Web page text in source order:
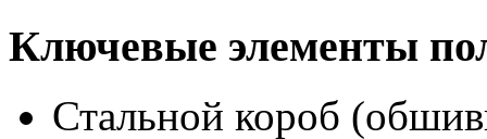
Ключевые элементы
Стальной короб